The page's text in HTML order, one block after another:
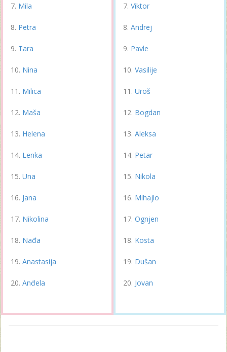
Mila
Petra
Tara
Nina
Milica
Maša
Helena
Lenka
Una
Jana
Nikolina
Nađa
Anastasija
Anđela
Viktor
Andrej
Pavle
Vasilije
Uroš
Bogdan
Aleksa
Petar
Nikola
Mihajlo
Ognjen
Kosta
Dušan
Jovan